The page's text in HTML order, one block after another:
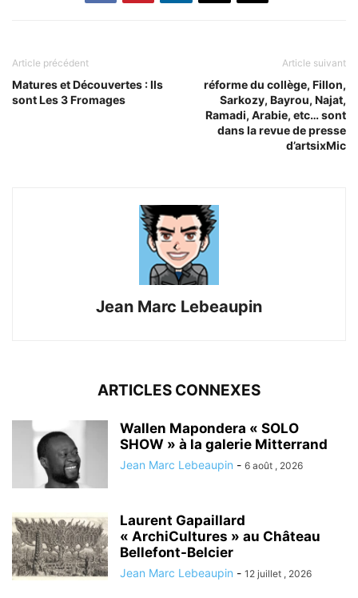
Article précédent
Matures et Découvertes : Ils
sont Les 3 Fromages
Article suivant
réforme du collège, Fillon,
Sarkozy, Bayrou, Najat,
Ramadi, Arabie, etc… sont
dans la revue de presse
d’artsixMic
Jean Marc Lebeaupin
ARTICLES CONNEXES
Wallen Mapondera « SOLO
SHOW » à la galerie Mitterrand
Jean Marc Lebeaupin - 6 août , 2026
Laurent Gapaillard
« ArchiCultures » au Château
Bellefont-Belcier
Jean Marc Lebeaupin - 12 juillet , 2026